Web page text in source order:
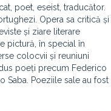
poet, eseist, traducător.
Opera sa critică și
și ziare literare
pictură, în special în
colocvii și reuniuni
poeți precum Federico
Saba. Poeziile sale au fost